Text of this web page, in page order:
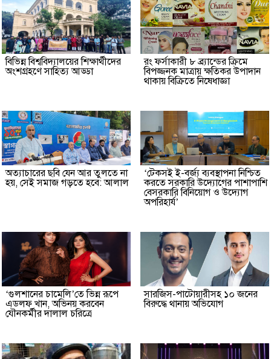
বিভিন্ন বিশ্ববিদ্যালয়ের শিক্ষার্থীদের
অংশগ্রহণে সাহিত্য আড্ডা
রং ফর্সাকারী ৮ ব্র্যান্ডের ক্রিমে
বিপজ্জনক মাত্রায় ক্ষতিকর উপাদান
থাকায় বিক্রিতে নিষেধাজ্ঞা
অত্যাচারের ছবি যেন আর তুলতে না
হয়, সেই সমাজ গড়তে হবে: আলাল
‘টেকসই ই-বর্জ্য ব্যবস্থাপনা নিশ্চিত
করতে সরকারি উদ্যোগের পাশাপাশি
বেসরকারি বিনিয়োগ ও উদ্যোগ
অপরিহার্য’
‘গুলশানের চামেলি’তে ভিন্ন রূপে
এডলফ খান, অভিনয় করবেন
যৌনকর্মীর দালাল চরিত্রে
সারজিস-পাটোয়ারীসহ ১০ জনের
বিরুদ্ধে থানায় অভিযোগ